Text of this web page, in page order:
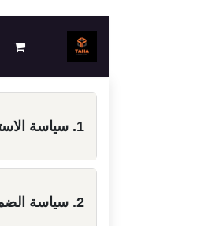
الرئيسية
1. سياسة الاسترجاع والاستبدال
2. سياسة الضمان